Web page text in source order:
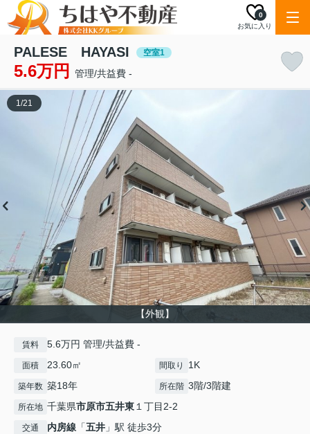
お気に入り
0
PALESE HAYASI 空室1
5.6万円 管理/共益費 -
【外観】
1/21
賃料 5.6万円 管理/共益費 -
面積 23.60㎡ 間取り 1K
築年数 築18年 所在階 3階/3階建
所在地 千葉県市原市五井東１丁目2-2
交通 内房線 「五井 」駅 徒歩3分